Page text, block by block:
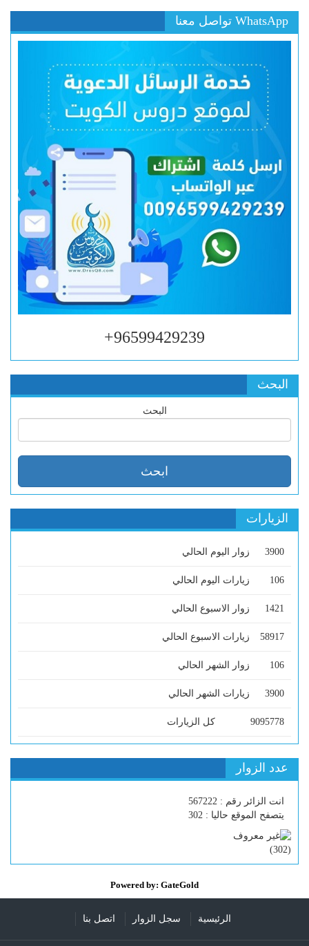
WhatsApp تواصل معنا
96599429239+
البحث
البحث
الزيارات
3900 زوار اليوم الحالي
106 زيارات اليوم الحالي
1421 زوار الاسبوع الحالي
58917 زيارات الاسبوع الحالي
106 زوار الشهر الحالي
3900 زيارات الشهر الحالي
9095778 كل الزيارات
عدد الزوار
انت الزائر رقم : 567222
يتصفح الموقع حاليا : 302
(
302
)
Powered by: GateGold
الرئيسية سجل الزوار اتصل بنا